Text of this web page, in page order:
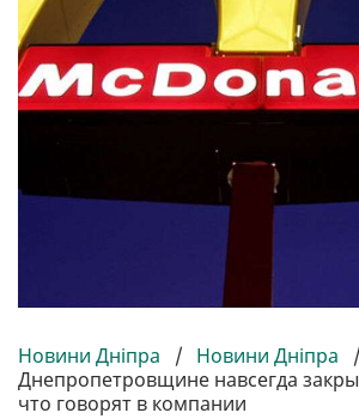
Новини Дніпра / Новини Дніпра /
Днепропетровщине навсегда
что говорят в компании